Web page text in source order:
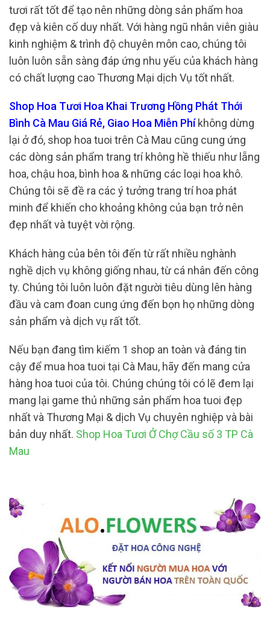
tươi rất tốt để tạo nên những dòng sản phẩm hoa
đẹp và kiên cố duy nhất. Với hàng ngũ nhân viên giàu
kinh nghiệm & trình độ chuyên môn cao, chúng tôi
luôn luôn sẵn sàng đáp ứng nhu yếu của khách hàng
có chất lượng cao Thương Mại dịch Vụ tốt nhất.
Shop Hoa Tươi Hoa Khai Trương Hồng Phát Thới
Bình Cà Mau Giá Rẻ, Giao Hoa Miễn Phíkhông dừng
lại ở đó, shop hoa tuoi trên Cà Mau cũng cung ứng
các dòng sản phẩm trang trí không hề thiếu như lẵng
hoa, chậu hoa, bình hoa & những các loại hoa khô.
Chúng tôi sẽ đề ra các ý tưởng trang trí hoa phát
minh để khiến cho khoảng không của bạn trở nên
đẹp nhất và tuyệt vời rộng.
Khách hàng của bên tôi đến từ rất nhiều nghành
nghề dịch vụ không giống nhau, từ cá nhân đến công
ty. Chúng tôi luôn luôn đặt người tiêu dùng lên hàng
đầu và cam đoan cung ứng đến bọn họ những dòng
sản phẩm và dịch vụ rất tốt.
Nếu bạn đang tìm kiếm 1 shop an toàn và đáng tin
cậy để mua hoa tuoi tại Cà Mau, hãy đến mang cửa
hàng hoa tuoi của tôi. Chúng chúng tôi có lẽ đem lại
mang lại game thủ những sản phẩm hoa tuoi đẹp
nhất và Thương Mại & dịch Vụ chuyên nghiệp và bài
bản duy nhất. Shop Hoa Tươi Ở Chợ Cầu số 3 TP Cà
Mau